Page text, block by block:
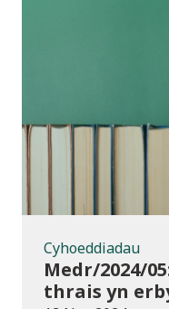
Cyhoeddiadau
Medr/2024/
thrais yn